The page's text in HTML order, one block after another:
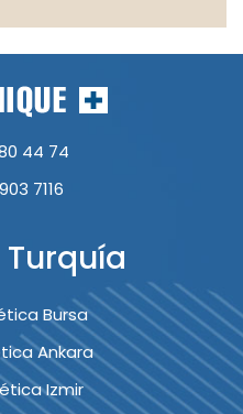
44 74
7116
Bursa
Ankara
Izmir